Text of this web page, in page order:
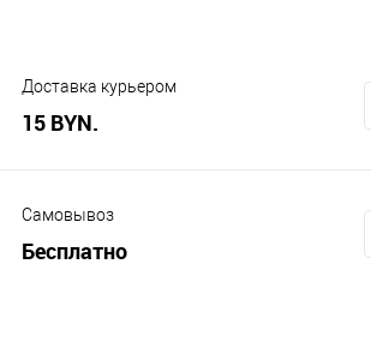
Доставка курьером
15 BYN.
Самовывоз
Бесплатно